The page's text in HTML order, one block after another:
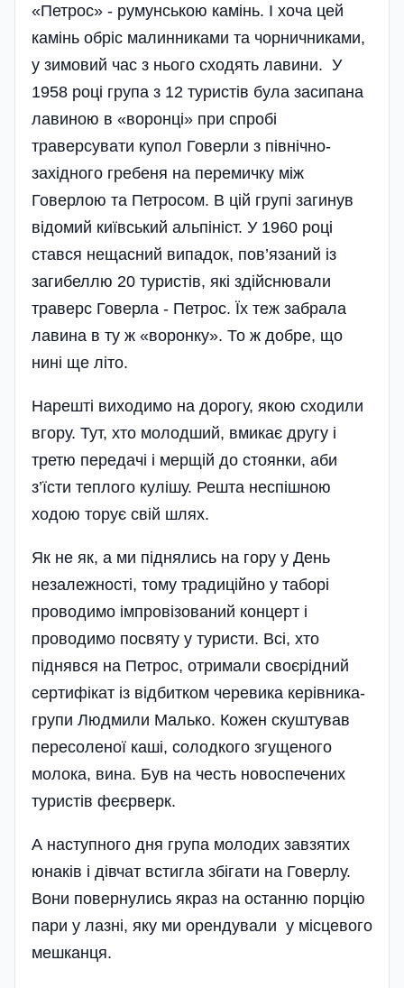
«Петрос» - румунською камінь. І хоча цей
камінь обріс малинниками та чорничниками,
у зимовий час з нього сходять лавини. У
1958 році група з 12 туристів була засипана
лавиною в «воронці» при спробі
траверсувати купол Говерли з північно-
західного гребеня на перемичку між
Говерлою та Петросом. В цій групі загинув
відомий київський аль­пініст. У 1960 році
стався нещасний випадок, пов’язаний із
загибеллю 20 туристів, які здійснювали
траверс Говерла - Петрос. Їх теж за­брала
лавина в ту ж «воронку». То ж добре, що
нині ще літо.
Нарешті виходимо на дорогу, якою сходили
вгору. Тут, хто молодший, вмикає другу і
третю передачі і мерщій до стоянки, аби
з’їсти теплого кулішу. Решта неспішною
ходою торує свій шлях.
Як не як, а ми піднялись на гору у День
незалежності, тому традицій­но у таборі
проводимо імпровізова­ний концерт і
проводимо посвяту у туристи. Всі, хто
піднявся на Петрос, отримали своєрідний
сертифі­кат із відбитком черевика керівника­
групи Людмили Малько. Кожен скуштував
пересоленої каші, солодко­го згущеного
молока, вина. Був на честь новоспечених
туристів феєрверк.
А наступного дня група молодих завзятих
юнаків і дівчат встигла збігати на Говерлу.
Вони повернулись якраз на останню порцію
пари у лазні, яку ми орендували у місцевого
мешканця.